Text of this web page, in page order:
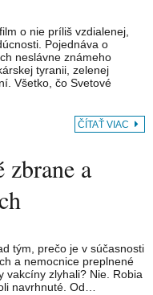
o nie príliš vzdialenej,
Pojednáva o
neslávne známeho
tyranii, zelenej
Všetko, čo Svetové
ČÍTAŤ VIAC
zbrane a
tým, prečo je v súčasnosti
a nemocnice preplnené
vakcíny zlyhali? Nie. Robia
navrhnuté. Od…